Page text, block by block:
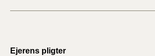
Ejerens pligter